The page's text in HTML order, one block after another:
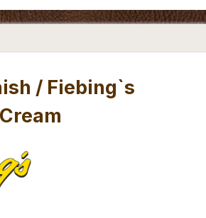
/ Fiebing`s